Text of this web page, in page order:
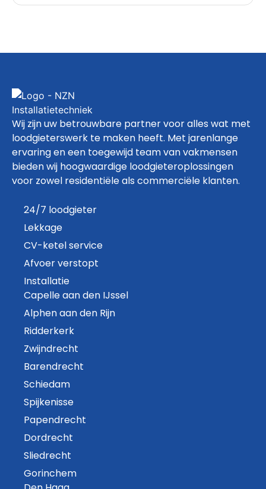
Wij zijn uw betrouwbare partner voor alles wat met
loodgieterswerk te maken heeft. Met jarenlange
ervaring en een toegewijd team van vakmensen
bieden wij hoogwaardige loodgieteroplossingen
voor zowel residentiële als commerciële klanten.
24/7 loodgieter
Lekkage
CV-ketel service
Afvoer verstopt
Installatie
Capelle aan den IJssel
Alphen aan den Rijn
Ridderkerk
Zwijndrecht
Barendrecht
Schiedam
Spijkenisse
Papendrecht
Dordrecht
Sliedrecht
Gorinchem